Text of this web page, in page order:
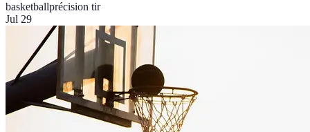
basketballprécision tir
Jul 29